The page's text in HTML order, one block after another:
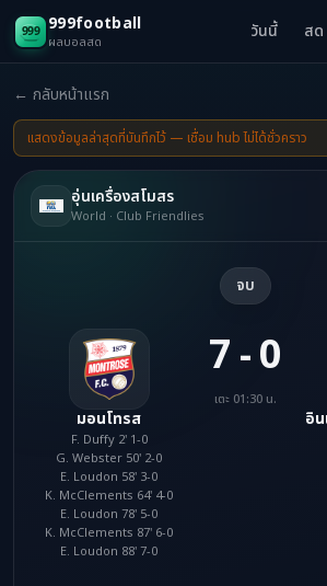
999football
ผลบอลสด วันนี้ สด
← กลับหน้าแรก
แสดงข้อมูลล่าสุดที่บันทึกไว้ — เชื่อม hub ไม่ได้ชั่วคราว
อุ่นเครื่องสโมสร
World · Club Friendlies
จบ
มอนโทรส
F. Duffy 2' 1-0
G. Webster 50' 2-0
E. Loudon 58' 3-0
K. McClements 64' 4-0
E. Loudon 78' 5-0
K. McClements 87' 6-0
E. Loudon 88' 7-0
7 - 0
เตะ 01:30 น.
อิน